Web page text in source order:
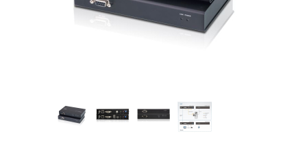
Energiemessung
Energieverteilung
IPC, Industrielle Netzwerktechnik & WLAN
Wi-Fi - WLAN - Wireless
Serverräume
RMA / Rücksendung / Support
Comet System